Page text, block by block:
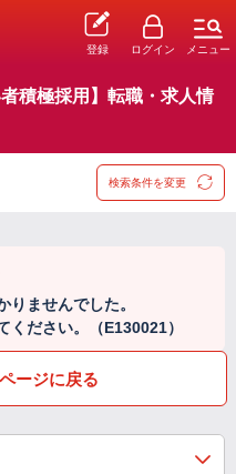
登録 ログイン メニュー
積極採用】転職・求人情
検索条件を変更
りませんでした。
ください。（E130021）
ージに戻る